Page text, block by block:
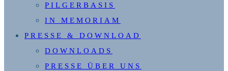
PILGERBASIS
IN MEMORIAM
PRESSE & DOWNLOAD
DOWNLOADS
PRESSE ÜBER UNS